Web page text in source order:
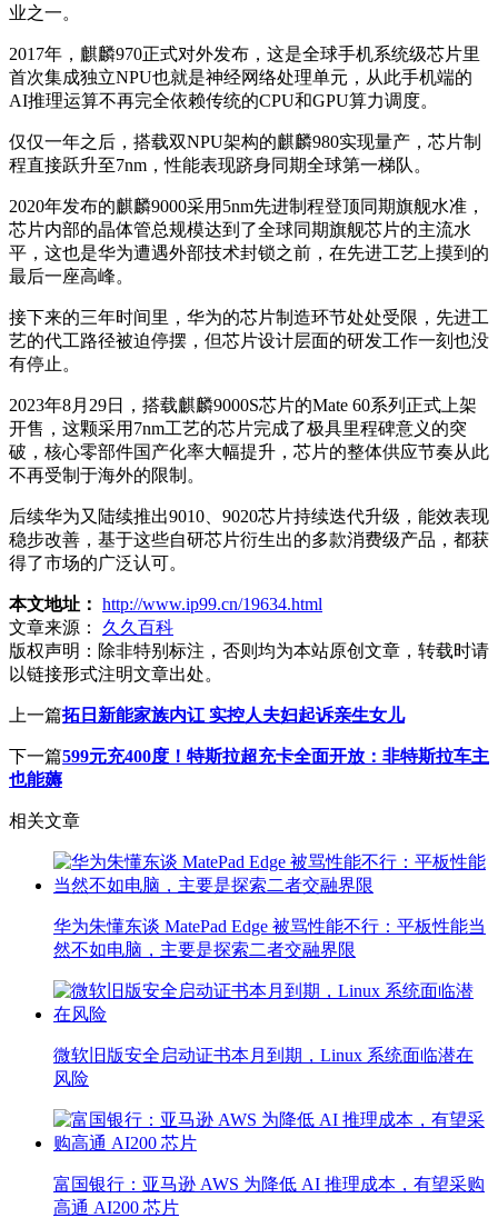
业之一。
2017年，麒麟970正式对外发布，这是全球手机系统级芯片里
首次集成独立NPU也就是神经网络处理单元，从此手机端的
AI推理运算不再完全依赖传统的CPU和GPU算力调度。
仅仅一年之后，搭载双NPU架构的麒麟980实现量产，芯片制
程直接跃升至7nm，性能表现跻身同期全球第一梯队。
2020年发布的麒麟9000采用5nm先进制程登顶同期旗舰水准，
芯片内部的晶体管总规模达到了全球同期旗舰芯片的主流水
平，这也是华为遭遇外部技术封锁之前，在先进工艺上摸到的
最后一座高峰。
接下来的三年时间里，华为的芯片制造环节处处受限，先进工
艺的代工路径被迫停摆，但芯片设计层面的研发工作一刻也没
有停止。
2023年8月29日，搭载麒麟9000S芯片的Mate 60系列正式上架
开售，这颗采用7nm工艺的芯片完成了极具里程碑意义的突
破，核心零部件国产化率大幅提升，芯片的整体供应节奏从此
不再受制于海外的限制。
后续华为又陆续推出9010、9020芯片持续迭代升级，能效表现
稳步改善，基于这些自研芯片衍生出的多款消费级产品，都获
得了市场的广泛认可。
本文地址： http://www.ip99.cn/19634.html
文章来源：
久久百科
版权声明： 除非特别标注，否则均为本站原创文章，转载时请
以链接形式注明文章出处。
上一篇拓日新能家族内讧 实控人夫妇起诉亲生女儿
下一篇599元充400度！特斯拉超充卡全面开放：非特斯拉车主
也能薅
相关文章
华为朱懂东谈 MatePad Edge 被骂性能不行：平板性能当
然不如电脑，主要是探索二者交融界限
微软旧版安全启动证书本月到期，Linux 系统面临潜在
风险
富国银行：亚马逊 AWS 为降低 AI 推理成本，有望采购
高通 AI200 芯片